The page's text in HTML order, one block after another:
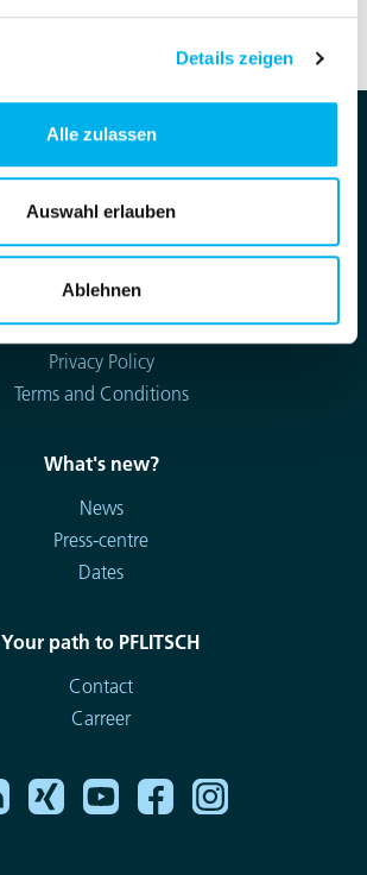
Details zeigen
Alle zulassen
Auswahl erlauben
Ablehnen
Legals
Imprint
Privacy Policy
Terms and Conditions
What's new?
News
Press-centre
Dates
Your path to PFLITSCH
Contact
Carreer